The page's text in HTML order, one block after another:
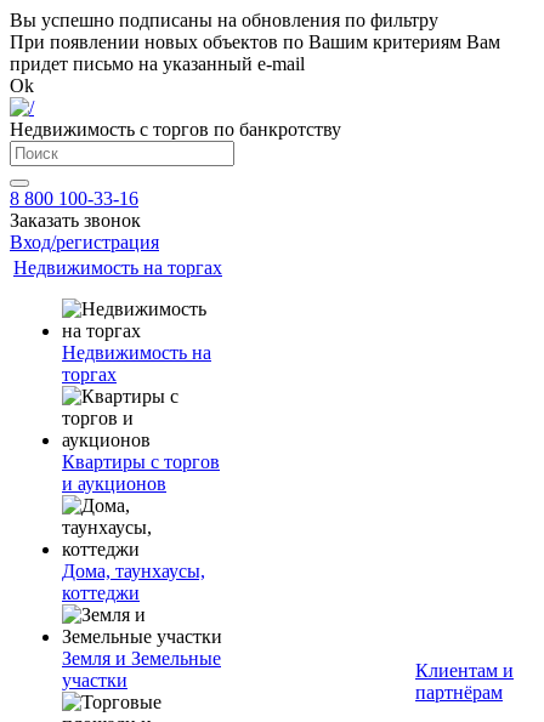
Вы успешно подписаны на обновления по фильтру
При появлении новых объектов по Вашим критериям Вам
придет письмо на указанный e-mail
Ok
Недвижимость с торгов по банкротству
8 800 100-33-16
Заказать звонок
Вход/регистрация
Недвижимость на торгах
Недвижимость на
торгах
Квартиры с торгов
и аукционов
Дома, таунхаусы,
коттеджи
Земля и Земельные
участки
Клиентам и
партнёрам